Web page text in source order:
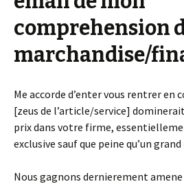
comprehension
marchandise/
Me accorde d’enter vous rentrer en
[zeus de l’article/service]
prix dans votre firme,
exclusive sauf que peine qu’un
Nous gagnons dernierement